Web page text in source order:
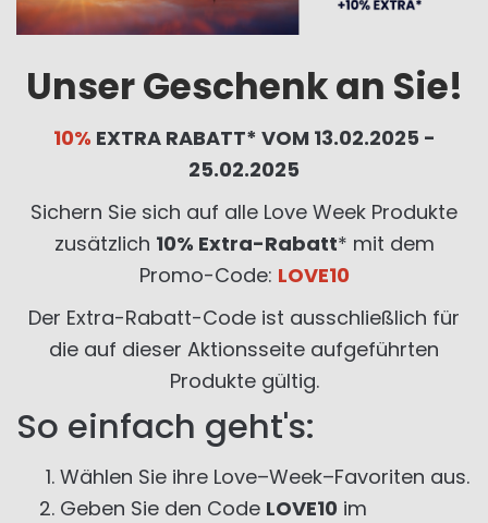
Unser Geschenk an Sie!
10% EXTRA RABATT* VOM 13.02.2025 -
25.02.2025
Sichern Sie sich auf alle Love Week Produkte
zusätzlich 10% Extra-Rabatt* mit dem
Promo-Code: LOVE10
Der Extra-Rabatt-Code ist ausschließlich für
die auf dieser Aktionsseite aufgeführten
Produkte gültig.
So einfach geht's:
Wählen Sie ihre Love–Week–Favoriten aus.
Geben Sie den Code LOVE10 im